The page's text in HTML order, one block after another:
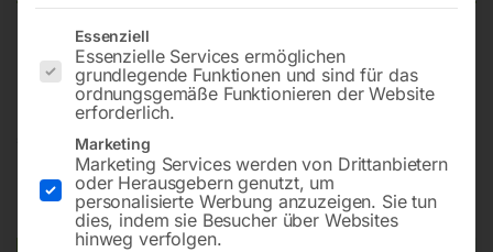
zu DBG 315 W
114,00
inkl. MwSt. zzgl.Versandkosten
Lieferzeit:Versandbereit in KW 39/2026
Es folgt eine Liste der Service-Gruppen, für die eine
Essenziell
Essenzielle Services ermöglichen
grundlegende Funktionen und sind für das
ordnungsgemäße Funktionieren der Website
erforderlich.
Marketing
Marketing Services werden von Drittanbietern
oder Herausgebern genutzt, um
personalisierte Werbung anzuzeigen. Sie tun
dies, indem sie Besucher über Websites
hinweg verfolgen.